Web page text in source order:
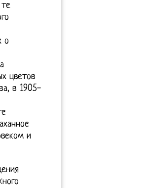
о
цветов
в 1905-
и